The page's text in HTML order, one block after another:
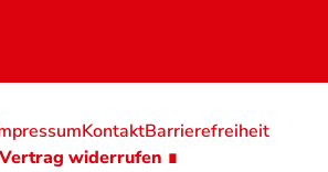
KontaktBarrierefreiheit
widerrufen ∎